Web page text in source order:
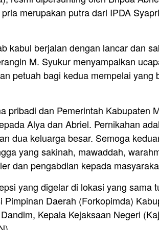
merupakan putra dari IPDA
kabul berjalan dengan lancar dan
M. Syukur menyampaikan
petuah bagi kedua mempelai yang
pribadi dan Pemerintah Kabupaten
Alya dan Abriel. Pernikahan
dua keluarga besar. Semoga
yang sakinah, mawaddah,
dan pengabdian kepada
yang digelar di lokasi yang sama
Pimpinan Daerah (Forkopimda)
Kepala Kejaksaan Negeri